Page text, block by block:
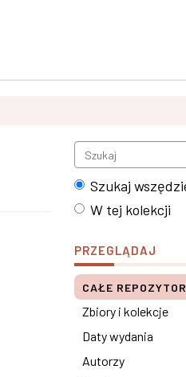
Szukaj
W tej kolekcji
PRZEGLĄDAJ
CAŁE
Zbiory i kolekcje
Daty wydania
Autorzy